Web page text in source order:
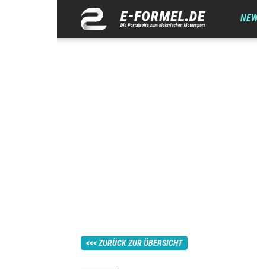
ZURÜCK ZUR ÜBERSICHT